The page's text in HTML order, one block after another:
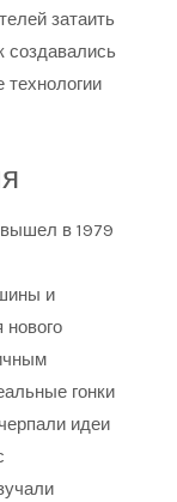
затаить
создавались
в 1979
и
гонки
идеи